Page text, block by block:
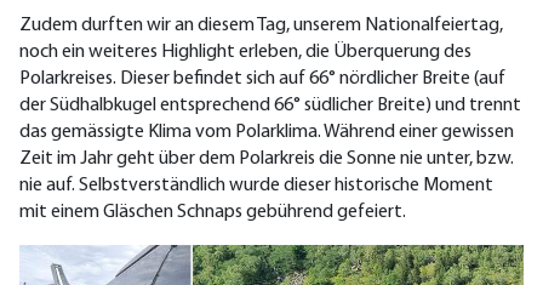
Zudem durften wir an diesem Tag, unserem Nationalfeiertag,
noch ein weiteres Highlight erleben, die Überquerung des
Polarkreises. Dieser befindet sich auf 66° nördlicher Breite (auf
der Südhalbkugel entsprechend 66° südlicher Breite) und trennt
das gemässigte Klima vom Polarklima. Während einer gewissen
Zeit im Jahr geht über dem Polarkreis die Sonne nie unter, bzw.
nie auf. Selbstverständlich wurde dieser historische Moment
mit einem Gläschen Schnaps gebührend gefeiert.